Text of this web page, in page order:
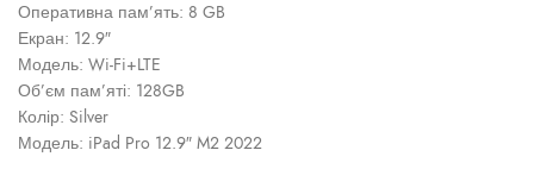
Оперативна пам’ять: 8 GB
Екран: 12.9″
Модель: Wi-Fi+LTE
Об’єм пам’яті: 128GB
Колір: Silver
Модель: iPad Pro 12.9″ M2 2022